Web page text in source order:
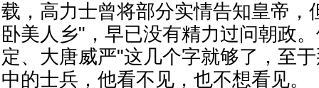
载，高力士曾将部分实情告知皇帝，
卧美人乡"，早已没有精力过问朝政
定、大唐威严"这几个字就够了，至
中的士兵，他看不见，也不想看见。